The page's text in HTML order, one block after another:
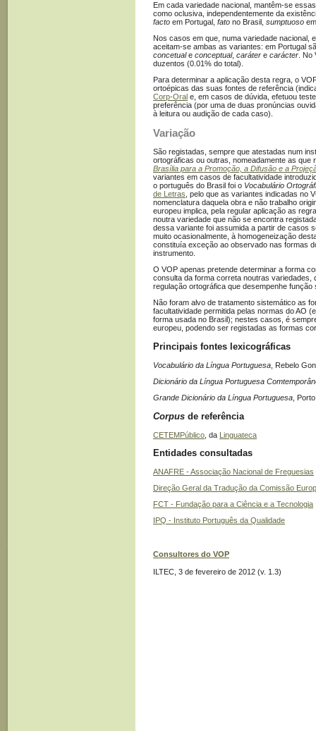
Em cada variedade nacional, mantêm-se
como oclusiva, independentemente da
facto em Portugal, fato no Brasil, sumptuoso
Nos casos em que, numa variedade nacional,
aceitam-se ambas as variantes: em Portugal
concetuale conceptual, caráter e carácter .
duzentos (0.01% do total).
Para determinar a aplicação desta regra, o
ortoépicas das suas fontes de referência
Corp-Oral e, em casos de dúvida, efetuou
preferência (por uma de duas pronúncias
à leitura ou audição de cada caso).
Variação
São registadas, sempre que atestadas num
ortográficas ou outras, nomeadamente as
Brasília para a Promoção, a Difusão e a
variantes em casos de facultatividade
o português do Brasil foi o Vocabulário
de Letras , pelo que as variantes indicadas no
nomenclatura daquela obra e não trabalho
europeu implica, pela regular aplicação as
noutra variedade que não se encontra
dessa variante foi assumida a partir de casos
muito ocasionalmente, à homogeneização
constituía exceção ao observado nas formas
instrumento.
O VOP apenas pretende determinar a forma
consulta da forma correta noutras
regulação ortográfica que desempenhe função
Não foram alvo de tratamento sistemático as
facultatividade permitida pelas normas do AO
forma usada no Brasil); nestes casos, é
europeu, podendo ser registadas as formas
Principais fontes lexicográficas
Vocabulário da Língua Portuguesa , Rebelo
Dicionário da Língua Portuguesa
Grande Dicionário da Língua Portuguesa ,
Corpus de referência
CETEMPúblico , da Linguateca
Entidades consultadas
ANAFRE - Associação Nacional de Freguesias
Direção Geral da Tradução da Comissão
FCT - Fundação para a Ciência e a Tecnologia
IPQ - Instituto Português da Qualidade
Consultores do VOP
ILTEC, 3 de fevereiro de 2012 (v. 1.3)